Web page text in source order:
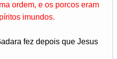
ordem, e os porcos eram
imundos.
fez depois que Jesus